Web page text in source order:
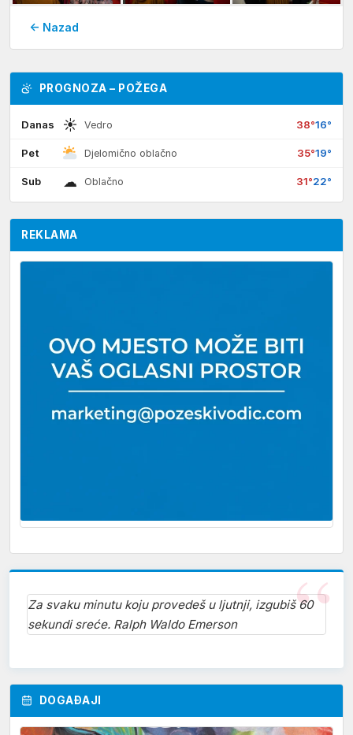
← Nazad
PROGNOZA – POŽEGA
Danas ☀ Vedro 38°16°
Pet Djelomično oblačno 35°19°
Sub ☁ Oblačno 31°22°
REKLAMA
Za svaku minutu koju provedeš u ljutnji, izgubiš 60
sekundi sreće. Ralph Waldo Emerson
DOGAĐAJI